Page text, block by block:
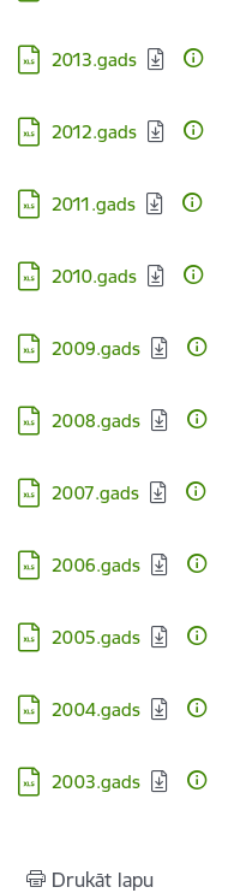
Lejupielādēt:
2013.gads
Lejupielādēt:
2012.gads
Lejupielādēt:
2011.gads
Lejupielādēt:
2010.gads
Lejupielādēt:
2009.gads
Lejupielādēt:
2008.gads
Lejupielādēt:
2007.gads
Lejupielādēt:
2006.gads
Lejupielādēt:
2005.gads
Lejupielādēt:
2004.gads
Lejupielādēt:
2003.gads
Drukāt lapu